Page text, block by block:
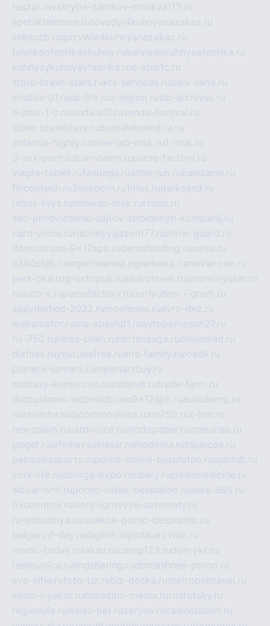
raszar.ruvskrytie-zamkov-moskva113.ru
lipetsktelecom.rutovudyi4kuhnyanazakaz.ru
seksuzb.ruguzywia4kuhnyanazakaz.ru
fabrikaofabrikaokuhny.rukuhnyaekuhnyaafabrika.ru
kuhnyaykuhnyayfabrika.rue-abis1c.ru
store-brawl-stars.rukts-services.rudark-sand.ru
sindika-01.rusp-life.rux-legion.rusib-archives.ru
e-abis-1-c.rusindika01.ruvenda-festival.ru
store-brawlstars.rudooraleksandria.ru
antenna-highly.ru mine-lab-msk.ru1-mus.ru
3-sex-porn.ruban-damn.rupurse-factory.ru
viagra-tablet.rufasbags.ruadler-jun.rubandamn.ru
fincontech.ru3sexporn.ru1mus.rudarksand.ru
rebus-toys.ru minelab-msk.ru rtdco.ru
seo-prodvizhenie-sajtov-stroitelnyh-kompanij.ru
card-voice.ru rulonnyygazon177.rusnow-guard.ru
domizbrusa-9x12spb.rudemaholding.ruaalse.ru
a380club.ruargentinamia.ruperkoka.ru movie-one.ru
perk-oka.rug-octopus.rusibarchives.ruandreislyusar.ru
naruto-x.rupursefactory.rutor-lyubov-i-grom.ru
spayderhed-2022.ru movieone.ruevro-dez.ru
webamator.ru ma-absolut1.ruavtopomosch27.ru
nv-750.ru news-plain.ru nertansaga.rudelanalad.ru
dizfiles.ruyoutubefree.ruaria-family.ru roadli.ru
planeta-samara.ru mysmartbuy.ru
matrasy-kemerovo.ruashanet.rutrade-farm.ru
dotcustoms.rudomizbrusa9x12spb.ruautodamp.ru
narasimha.rudjcommodities.ru nv750.rux-ton.ru
newsplain.rucardvoice.ru modopaper.ru manunae.ru
gbget.rualfeihavsalnassr.ru madoma.rutajuncos.ru
petrovkasports.ruporno-online-besplatno.rusplclub.ru
york-life.rudoroga-expo.ru ribery.rucleanmedicine.ru
slovar-ivrit.ruporno-video-besplatno.ruseks-365.ru
ovucontrol.rusloty-igrovyye-avtomaty.ru
ru-industriya.ru russkoe-porno-besplatno.ru
belgorod-day.rudigilith.rupichkurovlab.ru
medic-today.rutaksu.rucomp123.rudon-ykt.ru
teensvoice.ru imgsharing.rudomashnee-porno.ru
eva-elfie.rufoto-tur.rubiz-doska.ru metropoltravel.ru
veslo-i-yakor.ruborodino-media.ru rostotsky.ru
regionufa.ruweiss-bet.ruzaryna.rucasinotablet.ru